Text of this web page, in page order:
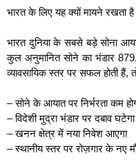
भारत के लिए यह क्यों मायने रखता है
भारत दुनिया के सबसे बड़े सोना
कुल अनुमानित सोने का भंडार
व्यावसायिक स्तर पर सफल होती
– सोने के आयात पर निर्भरता कम
– विदेशी मुद्रा भंडार पर दबाव घटेगा
– खनन क्षेत्र में नया निवेश आएगा
– स्थानीय स्तर पर रोज़गार के नए